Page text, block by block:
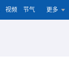
视频 节气 更多